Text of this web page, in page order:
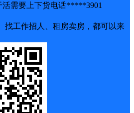
需要上下货电话*****3901
找工作招人、租房卖房，都可以来